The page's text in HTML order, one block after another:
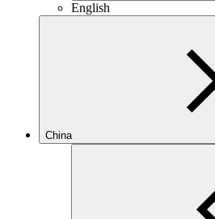
English
China